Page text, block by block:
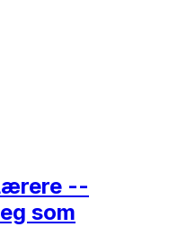
--
som